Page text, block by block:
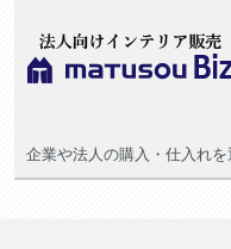
企業や法人の購入・仕入れ